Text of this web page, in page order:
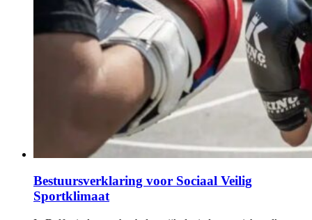
Bestuursverklaring voor Sociaal Veilig
Sportklimaat